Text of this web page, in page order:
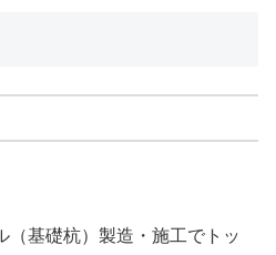
（基礎杭）製造・施工でトッ